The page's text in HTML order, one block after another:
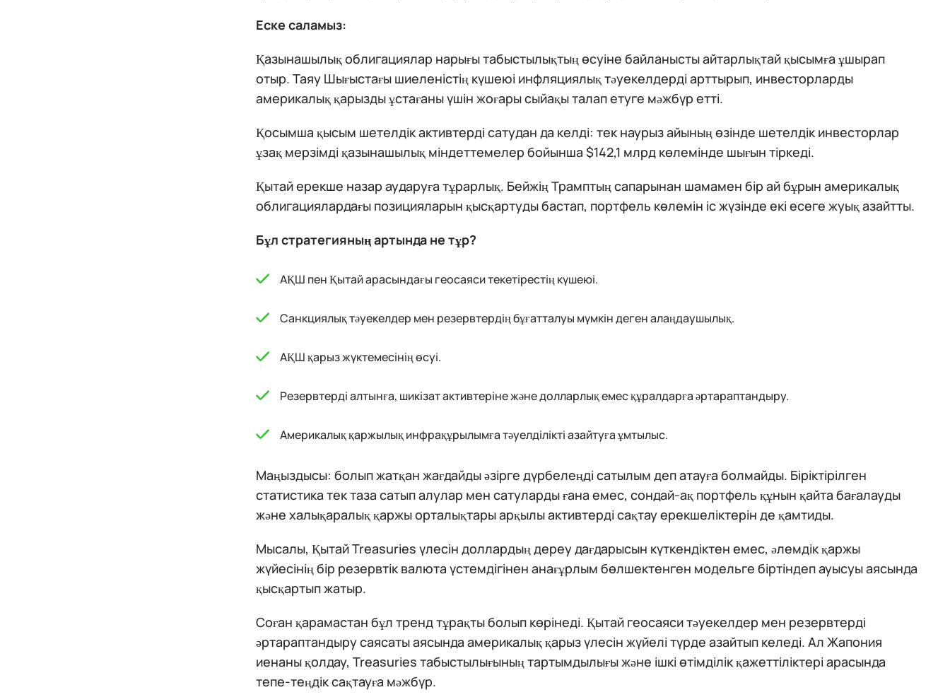
Еске саламыз:
Қазынашылық облигациялар нарығы табыстылықтың өсуіне байланысты айтарлықтай қысымға ұшырап
отыр. Таяу Шығыстағы шиеленістің күшеюі инфляциялық тәуекелдерді арттырып, инвесторларды
америкалық қарызды ұстағаны үшін жоғары сыйақы талап етуге мәжбүр етті.
Қосымша қысым шетелдік активтерді сатудан да келді: тек наурыз айының өзінде шетелдік инвесторлар
ұзақ мерзімді қазынашылық міндеттемелер бойынша $142,1 млрд көлемінде шығын тіркеді.
Қытай ерекше назар аударуға тұрарлық. Бейжің Трамптың сапарынан шамамен бір ай бұрын америкалық
облигациялардағы позицияларын қысқартуды бастап, портфель көлемін іс жүзінде екі есеге жуық азайтты.
Бұл стратегияның артында не тұр?
АҚШ пен Қытай арасындағы геосаяси текетірестің күшеюі.
Санкциялық тәуекелдер мен резервтердің бұғатталуы мүмкін деген алаңдаушылық.
АҚШ қарыз жүктемесінің өсуі.
Резервтерді алтынға, шикізат активтеріне және долларлық емес құралдарға әртараптандыру.
Америкалық қаржылық инфрақұрылымға тәуелділікті азайтуға ұмтылыс.
Маңыздысы: болып жатқан жағдайды әзірге дүрбелеңді сатылым деп атауға болмайды. Біріктірілген
статистика тек таза сатып алулар мен сатуларды ғана емес, сондай-ақ портфель құнын қайта бағалауды
және халықаралық қаржы орталықтары арқылы активтерді сақтау ерекшеліктерін де қамтиды.
Мысалы, Қытай Treasuries үлесін доллардың дереу дағдарысын күткендіктен емес, әлемдік қаржы
жүйесінің бір резервтік валюта үстемдігінен анағұрлым бөлшектенген модельге біртіндеп ауысуы аясында
қысқартып жатыр.
Соған қарамастан бұл тренд тұрақты болып көрінеді. Қытай геосаяси тәуекелдер мен резервтерді
әртараптандыру саясаты аясында америкалық қарыз үлесін жүйелі түрде азайтып келеді. Ал Жапония
иенаны қолдау, Treasuries табыстылығының тартымдылығы және ішкі өтімділік қажеттіліктері арасында
тепе-теңдік сақтауға мәжбүр.